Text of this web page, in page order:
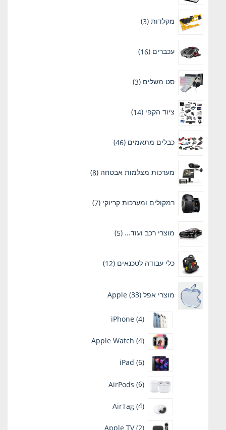
מקלדות 3מוצרים
עכברים 16מוצרים
סט משלים 3מוצרים
ציוד הקפי 14מוצרים
כבלים מתאמים 46מוצרים
מערכות מצלמות אבטחה 8מוצרים
רמקולים ומערכות קריוקי 7מוצרים
מוצרי רכב ועוד... 5מוצרים
כלי עבודה לטכנאים 12מוצרים
מוצרי אפל Apple 33
מוצרים
iPhone 4
4
Apple Watch 4
4
iPad 6
6
AirPods 6
6
AirTag 4
4
Apple TV 2
2